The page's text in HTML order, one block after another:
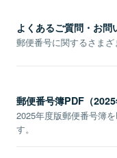
よくあるご質問・お問
郵便番号に関するさまざ
郵便番号簿PDF（2025
2025年度版郵便番号簿
す。